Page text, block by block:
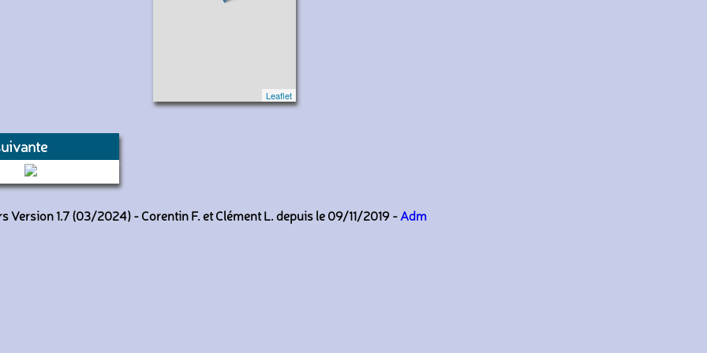
Leaflet
(Keolis Arras)
Version 1.7 (03/2024) - Corentin F. et Clément L. depuis le 09/11/2019 -Adm